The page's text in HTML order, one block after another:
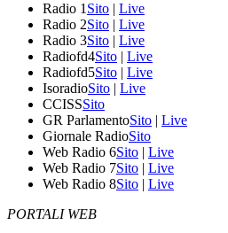
Radio 1 Sito | Live
Radio 2Sito | Live
Radio 3Sito | Live
Radiofd4Sito | Live
Radiofd5Sito | Live
IsoradioSito | Live
CCISSSito
GR ParlamentoSito | Live
Giornale RadioSito
Web Radio 6Sito | Live
Web Radio 7Sito | Live
Web Radio 8Sito | Live
PORTALI WEB